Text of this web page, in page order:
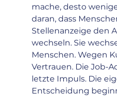
mache, desto
daran, dass
Stellenanzeige den
wechseln. Sie
Menschen. Wegen
Vertrauen. Die Job-
letzte Impuls. Die
Entscheidung